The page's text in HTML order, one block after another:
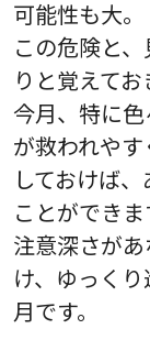
可能性も大。
この危険と
りと覚えてお
今月、特に
が救われや
しておけば
ことができま
注意深さが
け、ゆっく
月です。